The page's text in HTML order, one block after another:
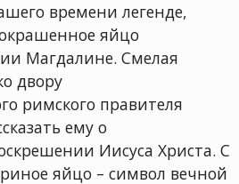
времени легенде,
яйцо
Магдалине. Смелая
двору
римского правителя
ему о
Иисуса Христа. С
яйцо – символ вечной